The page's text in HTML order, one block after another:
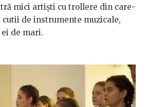
mici artiști cu trollere din care-
cutii de instrumente muzicale,
de mari.